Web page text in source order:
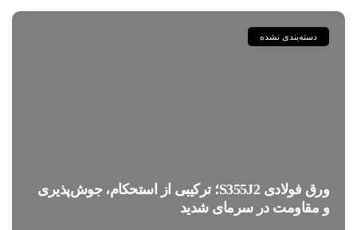
دسته‌بندی نشده
ورق فولادی S355J2؛ ترکیبی از استحکام، جوش‌پذیری
و مقاومت در سرمای شدید